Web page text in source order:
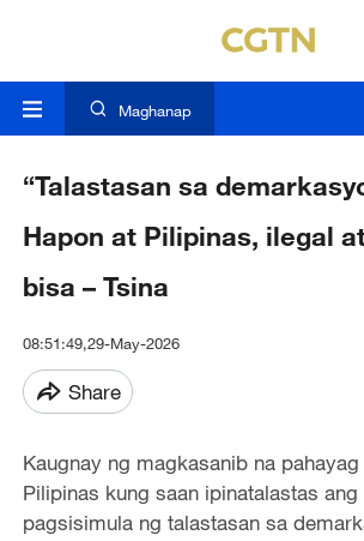
Maghanap
“Talastasan sa
Hapon at Pilipinas, ilegal
bisa – Tsina
08:51:49,29-May-2026
Share
Kaugnay ng magkasanib na
Pilipinas kung saan ipinatalastas
pagsisimula ng talastasan sa